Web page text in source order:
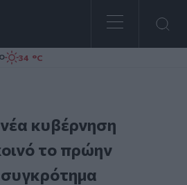
34 °C
κυβέρνηση
το πρώην